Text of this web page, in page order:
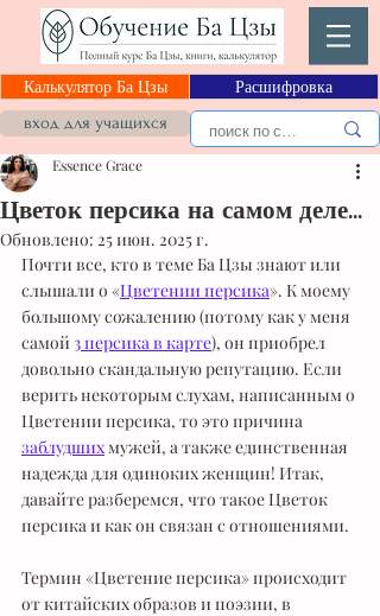
Калькулятор Ба Цзы Расшифровка
вход для учащихся
Цветок персика на самом деле...
Essence Grace
Обновлено: 25 июн. 2025 г.
Почти все, кто в теме Ба Цзы знают или
слышали о «Цветении персика». К моему
большому сожалению (потому как у меня
самой 3 персика в карте), он приобрел
довольно скандальную репутацию. Если
верить некоторым слухам, написанным о
Цветении персика, то это причина
заблудших мужей, а также единственная
надежда для одиноких женщин! Итак,
давайте разберемся, что такое Цветок
персика и как он связан с отношениями.
Термин «Цветение персика» происходит
от китайских образов и поэзии, в